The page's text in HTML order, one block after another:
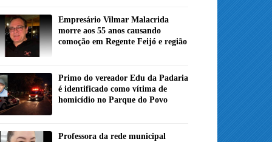
Empresário Vilmar Malacrida
morre aos 55 anos causando
comoção em Regente Feijó e região
Primo do vereador Edu da Padaria
é identificado como vítima de
homicídio no Parque do Povo
Professora da rede municipal